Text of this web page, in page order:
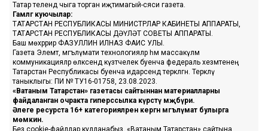
Татар телендә чыга торган иҗтимагый-сәяси газета.
Гамәлгә куючылар:
ТАТАРСТАН РЕСПУБЛИКАСЫ МИНИСТРЛАР КАБИНЕТЫ АППАРАТЫ,
ТАТАРСТАН РЕСПУБЛИКАСЫ ДӘҮЛӘТ СОВЕТЫ АППАРАТЫ.
Баш мөхәррир ФАЗУЛЛИН ИЛНАЗ ФАИС УЛЫ.
Газета Элемтә, мәгълүмати технологияләр һәм массакүләм
коммуникацияләр өлкәсендә күзәтчелек буенча федераль хезмәтенең
Татарстан Республикасы буенча идарәсендә теркәлгән. Теркәлү
таныклыгы: ПИ № ТУ16-01758, 23.08.2023.
«Ватаным Татарстан» газетасы сайтыннан материалларны
файдаланган очракта гиперссылка күрсәтү мәҗбүри.
Әлеге ресурста 16+ категорияләренә кергән мәгълүмат булырга
мөмкин.